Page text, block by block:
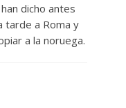
dicho antes
tarde a Roma y
a la noruega.